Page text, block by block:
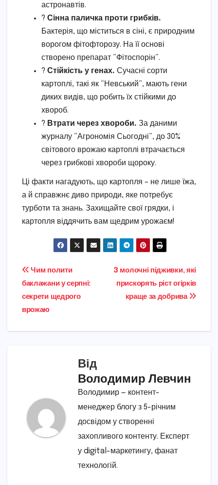
астронавтів.
? Сінна паличка проти грибків.
Бактерія, що міститься в сіні, є природним
ворогом фітофторозу. На її основі
створено препарат “Фітоспорін”.
? Стійкість у генах. Сучасні сорти
картоплі, такі як “Невський”, мають гени
диких видів, що робить їх стійкими до
хвороб.
? Втрати через хвороби. За даними
журналу “Агрономія Сьогодні”, до 30%
світового врожаю картоплі втрачається
через грибкові хвороби щороку.
Ці факти нагадують, що картопля – не лише їжа,
а й справжнє диво природи, яке потребує
турботи та знань. Захищайте свої грядки, і
картопля віддячить вам щедрим урожаєм!
Навігація
записів
3 молочні підживки, які
прискорять ріст огірків
краще за добрива
Чим полити
баклажани у серпні:
секрети щедрого
врожаю
Від
Володимир Левчин
Володимир — контент-
менеджер блогу з 5-річним
досвідом у створенні
захопливого контенту. Експерт
у digital-маркетингу, фанат
технологій.